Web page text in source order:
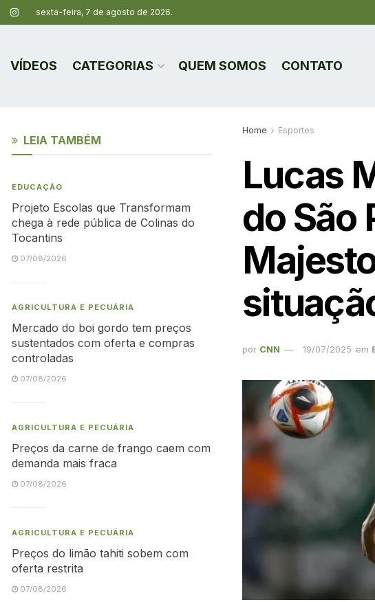
sexta-feira, 7 de agosto de 2026.
VÍDEOS CATEGORIAS QUEM SOMOS CONTATO
Home Esportes
Lucas
do São
por CNN 19/07/2025 em
LEIA TAMBÉM
EDUCAÇÃO
Projeto Escolas que Transformam
chega à rede pública de Colinas do
Tocantins
07/08/2026
AGRICULTURA E PECUÁRIA
Mercado do boi gordo tem preços
sustentados com oferta e compras
controladas
07/08/2026
AGRICULTURA E PECUÁRIA
Preços da carne de frango caem com
demanda mais fraca
07/08/2026
AGRICULTURA E PECUÁRIA
Preços do limão tahiti sobem com
oferta restrita
07/08/2026